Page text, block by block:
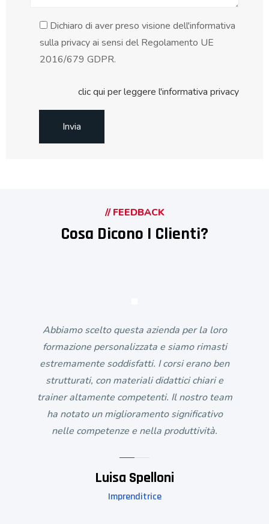
Dichiaro di aver preso visione dell'informativa
sulla privacy ai sensi del Regolamento UE
2016/679 GDPR.
clic qui per leggere l'informativa privacy
// FEEDBACK
Cosa Dicono I Clienti?
Abbiamo scelto questa azienda per la loro
formazione personalizzata e siamo rimasti
estremamente soddisfatti. I corsi erano ben
strutturati, con materiali didattici chiari e
trainer altamente competenti. Il nostro team
ha notato un miglioramento significativo
nelle competenze e nella produttività.
Luisa Spelloni
Imprenditrice